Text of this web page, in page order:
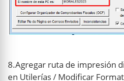
8.Agregar ruta de impresión
en Utilerías / Modificar